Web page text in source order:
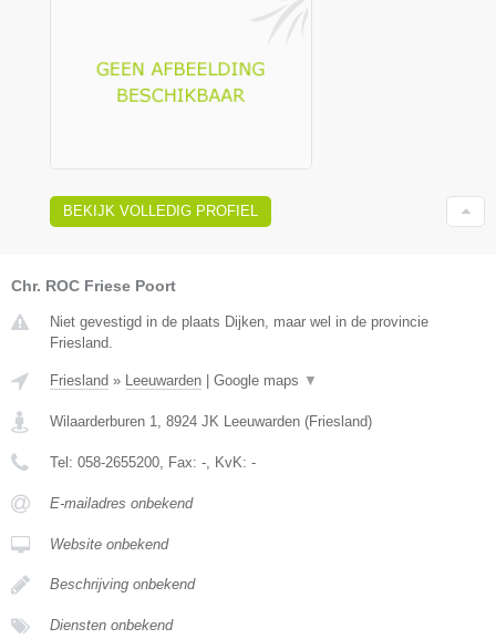
BEKIJK VOLLEDIG PROFIEL
Chr. ROC Friese Poort
Niet gevestigd in de plaats Dijken, maar wel in de provincie
Friesland.
Friesland » Leeuwarden Google maps ▼
Wilaarderburen 1, 8924 JK Leeuwarden (Friesland)
Tel: 058-2655200, Fax: -, KvK: -
E-mailadres onbekend
Website onbekend
Beschrijving onbekend
Diensten onbekend